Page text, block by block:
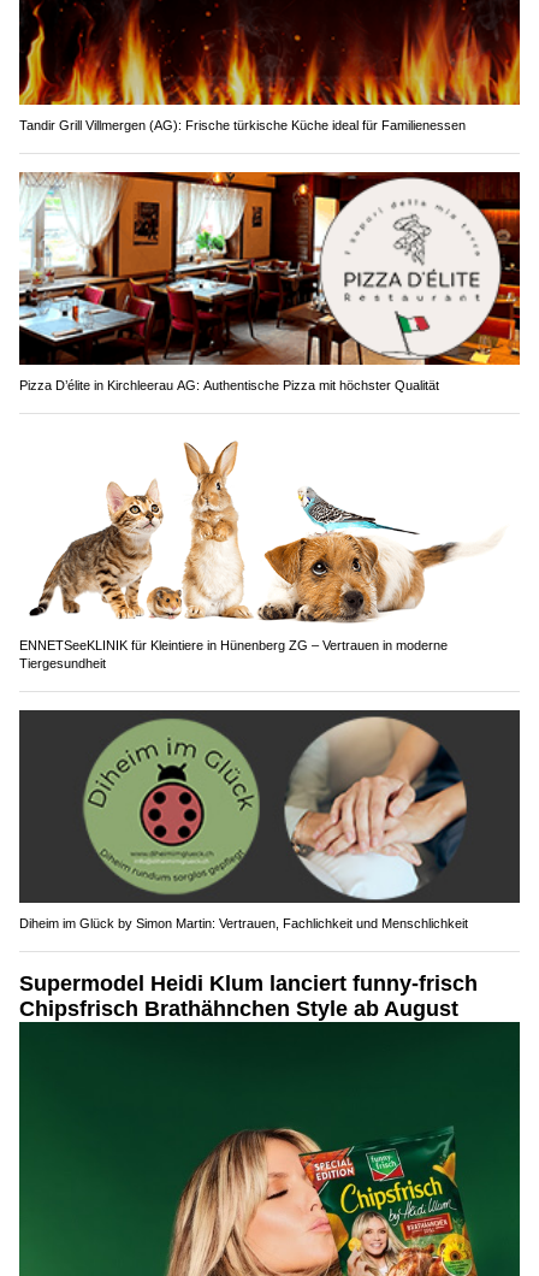
Tandir Grill Villmergen (AG): Frische türkische Küche ideal für Familienessen
Pizza D’élite in Kirchleerau AG: Authentische Pizza mit höchster Qualität
ENNETSeeKLINIK für Kleintiere in Hünenberg ZG – Vertrauen in moderne
Tiergesundheit
Diheim im Glück by Simon Martin: Vertrauen, Fachlichkeit und Menschlichkeit
Supermodel Heidi Klum lanciert funny-frisch
Chipsfrisch Brathähnchen Style ab August